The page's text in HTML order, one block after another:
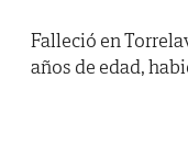
Falleció en
años de edad,